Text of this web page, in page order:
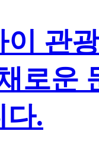
이 관
로운
다.